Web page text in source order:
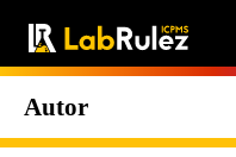
Autor